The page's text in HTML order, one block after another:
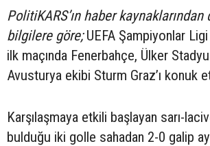
PolitiKARS’ın haber
bilgilere göre;UEFA Şampiyonlar
ilk maçında Fenerbahçe, Ülker
Avusturya ekibi Sturm Graz’ı konuk
Karşılaşmaya etkili başlayan sarı-
bulduğu iki golle sahadan 2-0 galip